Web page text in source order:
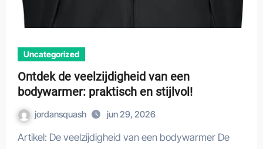
Uncategorized
Ontdek de veelzijdigheid van een
bodywarmer: praktisch en stijlvol!
jordansquash jun 29, 2026
Artikel: De veelzijdigheid van een bodywarmer De